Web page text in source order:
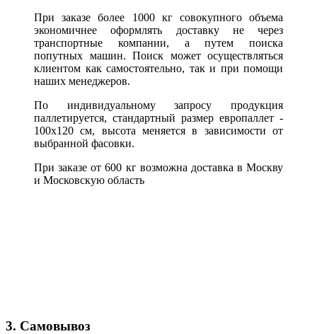
При заказе более 1000 кг совокупного объема
экономичнее оформлять доставку не через
транспортные компании, а путем поиска
попутных машин. Поиск может осуществляться
клиентом как самостоятельно, так и при помощи
наших менеджеров.
По индивидуальному запросу продукция
паллетируется, стандартный размер европаллет -
100х120 см, высота меняется в зависимости от
выбранной фасовки.
При заказе от 600 кг возможна доставка в Москву
и Московскую область
3. Самовывоз